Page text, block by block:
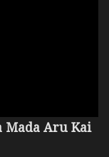
Mada Aru Kai